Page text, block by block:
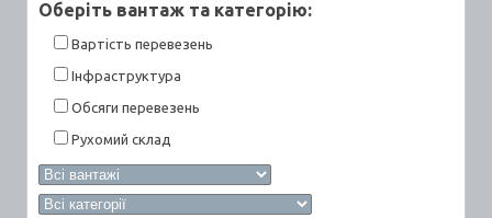
Оберiть вантаж та категорiю:
Вартiсть перевезень
Інфраструктура
Обсяги перевезень
Рухомий склад